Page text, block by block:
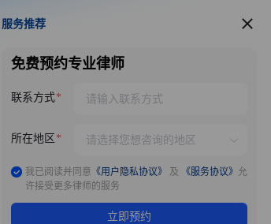
服务推荐
服务推荐
免费预约专业律师
联系方式
所在地区
我已阅读并同意 《用户隐私协议》 及 《服务协议》 允
许接受更多律师的服务
立即预约